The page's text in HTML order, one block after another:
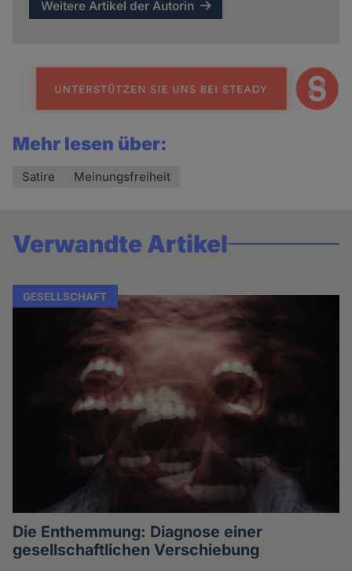
Weitere Artikel der Autorin
Mehr lesen über:
Satire Meinungsfreiheit
Verwandte Artikel
GESELLSCHAFT
Die Enthemmung: Diagnose einer
gesellschaftlichen Verschiebung